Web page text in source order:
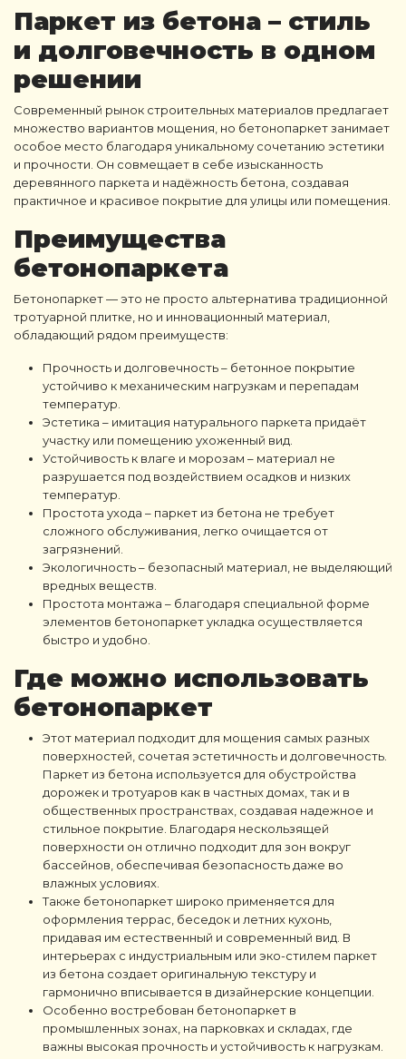
Паркет из бетона – стиль
и долговечность в одном
решении
Современный рынок строительных материалов предлагает
множество вариантов мощения, но бетонопаркет занимает
особое место благодаря уникальному сочетанию эстетики
и прочности. Он совмещает в себе изысканность
деревянного паркета и надёжность бетона, создавая
практичное и красивое покрытие для улицы или помещения.
Преимущества
бетонопаркета
Бетонопаркет— это не просто альтернатива традиционной
тротуарной плитке, но и инновационный материал,
обладающий рядом преимуществ:
Прочность и долговечность– бетонное покрытие
устойчиво к механическим нагрузкам и перепадам
температур.
Эстетика – имитация натурального паркета придаёт
участку или помещению ухоженный вид.
Устойчивость к влаге и морозам – материал не
разрушается под воздействием осадков и низких
температур.
Простота ухода – паркет из бетона не требует
сложного обслуживания, легко очищается от
загрязнений.
Экологичность– безопасный материал, не выделяющий
вредных веществ.
Простота монтажа – благодаря специальной форме
элементов бетонопаркет укладка осуществляется
быстро и удобно.
Где можно использовать
бетонопаркет
Этот материал подходит для мощения самых разных
поверхностей, сочетая эстетичность и долговечность.
Паркет из бетона используется для обустройства
дорожек и тротуаров как в частных домах, так и в
общественных пространствах, создавая надежное и
стильное покрытие. Благодаря нескользящей
поверхности он отлично подходит для зон вокруг
бассейнов, обеспечивая безопасность даже во
влажных условиях.
Также бетонопаркет широко применяется для
оформления террас, беседок и летних кухонь,
придавая им естественный и современный вид. В
интерьерах с индустриальным или эко-стилем паркет
из бетона создает оригинальную текстуру и
гармонично вписывается в дизайнерские концепции.
Особенно востребован бетонопаркет в
промышленных зонах, на парковках и складах, где
важны высокая прочность и устойчивость к нагрузкам.